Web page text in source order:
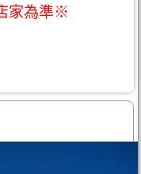
家為準※